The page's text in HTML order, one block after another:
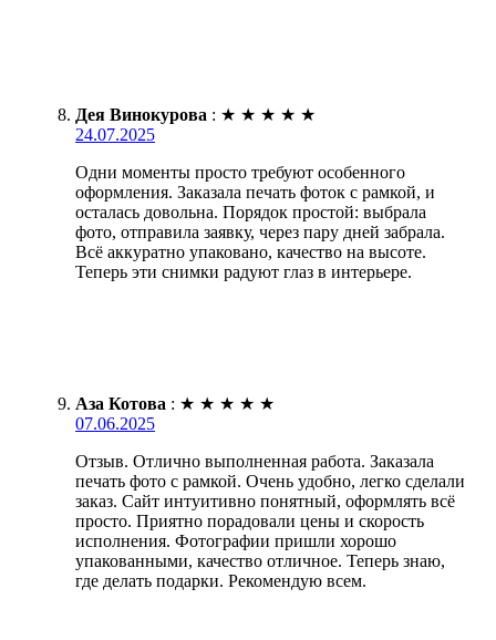
Дея Винокурова : ★ ★ ★ ★ ★
24.07.2025
Одни моменты просто требуют особенного
оформления. Заказала печать фоток с рамкой, и
осталась довольна. Порядок простой: выбрала
фото, отправила заявку, через пару дней забрала.
Всё аккуратно упаковано, качество на высоте.
Теперь эти снимки радуют глаз в интерьере.
Аза Котова : ★ ★ ★ ★ ★
07.06.2025
Отзыв. Отлично выполненная работа. Заказала
печать фото с рамкой. Очень удобно, легко сделали
заказ. Сайт интуитивно понятный, оформлять всё
просто. Приятно порадовали цены и скорость
исполнения. Фотографии пришли хорошо
упакованными, качество отличное. Теперь знаю,
где делать подарки. Рекомендую всем.